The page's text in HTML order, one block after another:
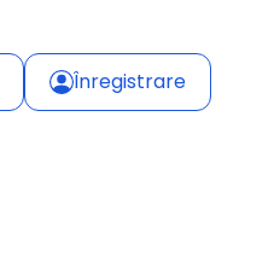
Înregistrare